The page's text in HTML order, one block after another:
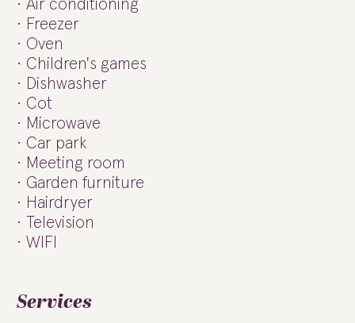
Air conditioning
Freezer
Oven
Children's games
Dishwasher
Cot
Microwave
Car park
Meeting room
Garden furniture
Hairdryer
Television
WIFI
Services